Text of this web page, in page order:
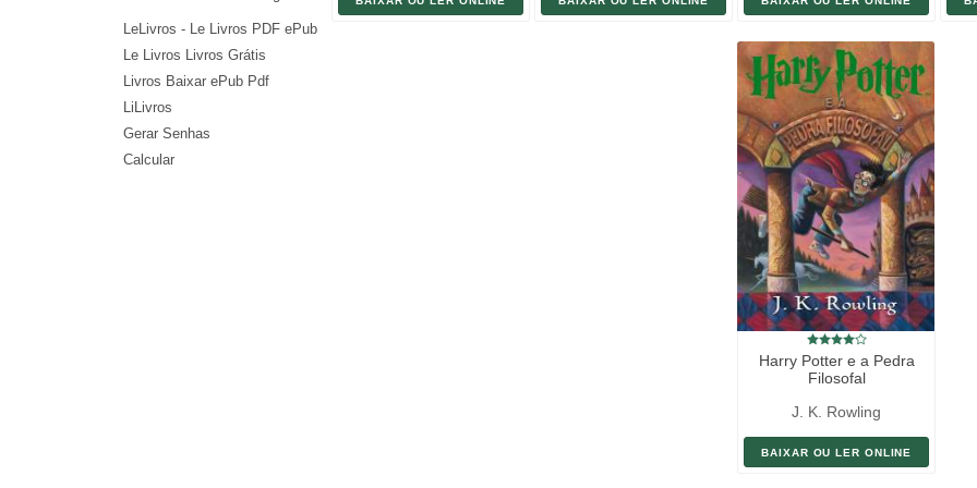
LeLivros - Le Livros PDF ePub
Le Livros Livros Grátis
Livros Baixar ePub Pdf
LiLivros
Gerar Senhas
Calcular
Harry Potter e a Pedra
Filosofal
J. K. Rowling
BAIXAR OU LER ONLINE